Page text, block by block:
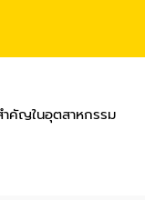
ำคัญในอุตสาหกรรม